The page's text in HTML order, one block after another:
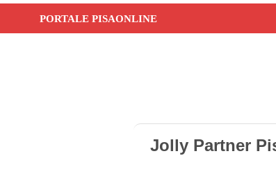
PORTALE PISAONLINE
Jolly Partner